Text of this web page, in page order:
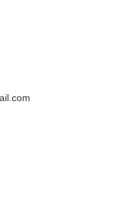
trước 12MP